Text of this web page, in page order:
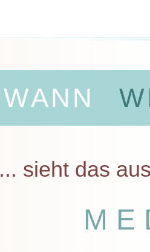
... sieht das
WANN